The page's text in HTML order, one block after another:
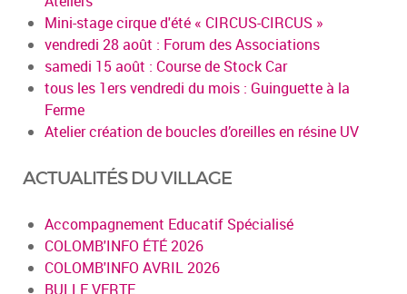
Mini-stage cirque d'été « CIRCUS-CIRCUS »
vendredi 28 août : Forum des Associations
samedi 15 août : Course de Stock Car
tous les 1ers vendredi du mois : Guinguette à la
Ferme
Atelier création de boucles d’oreilles en résine UV
ACTUALITÉS DU VILLAGE
Accompagnement Educatif Spécialisé
COLOMB'INFO ÉTÉ 2026
COLOMB'INFO AVRIL 2026
BULLE VERTE